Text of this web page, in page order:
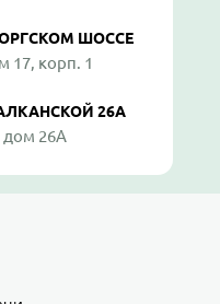
ШОССЕ
17, корп. 1
26А
дом 26А